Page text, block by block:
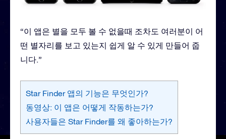
“이 앱은 별을 모두 볼 수 없을때 조차도 여러분이 어
떤 별자리를 보고 있는지 쉽게 알 수 있게 만들어 줍
니다.”
Star Finder 앱의 기능은 무엇인가?
동영상: 이 앱은 어떻게 작동하는가?
사용자들은 Star Finder를 왜 좋아하는가?